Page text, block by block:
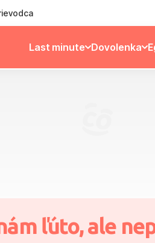
Last minute Dovolenka
ľúto, ale